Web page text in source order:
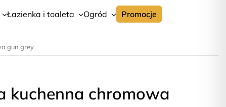
Łazienka i toaleta Ogród Promocje
gun grey
kuchenna chromowa